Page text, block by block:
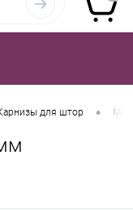
для штор •